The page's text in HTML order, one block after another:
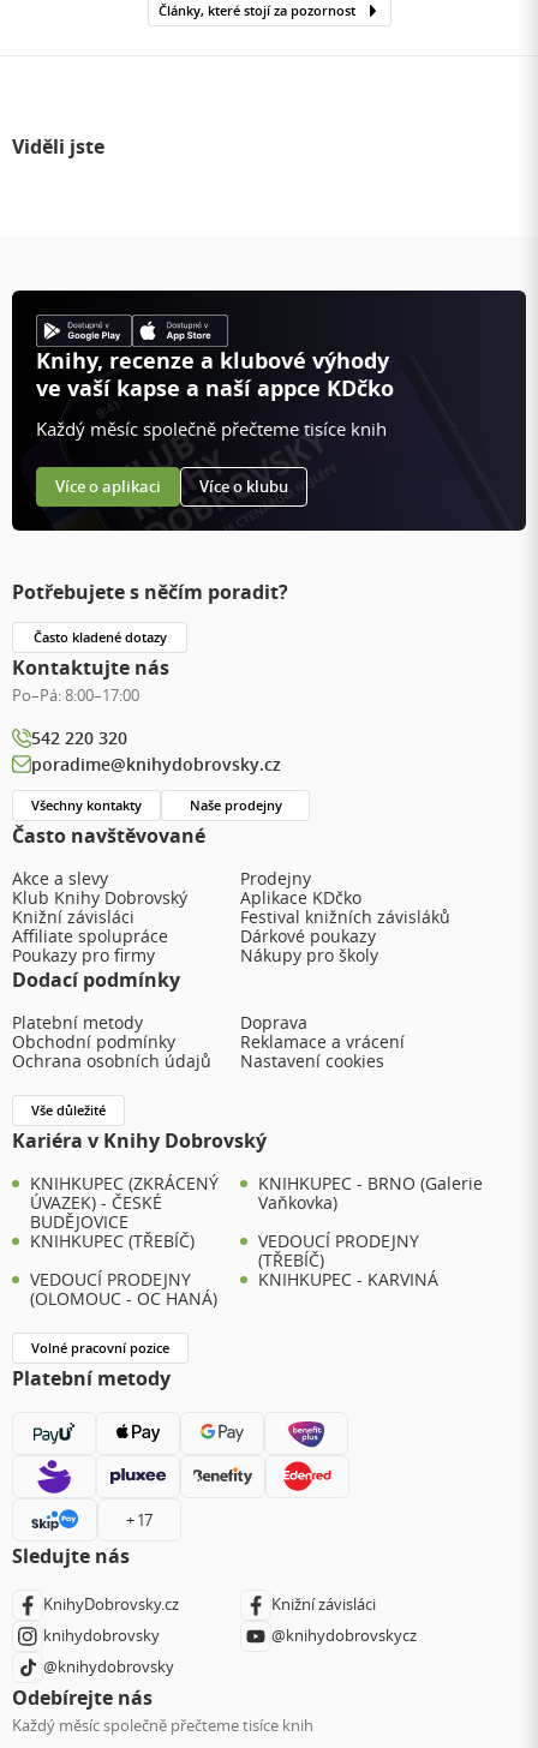
Články, které stojí za pozornost
Viděli jste
Knihy, recenze a klubové výhody
ve vaší kapse a naší appce KDčko
Každý měsíc společně přečteme tisíce knih
Více o aplikaci Více o klubu
Často navštěvované
Akce a slevy
Prodejny
Klub Knihy Dobrovský
Aplikace KDčko
Knižní závisláci
Festival knižních závisláků
Affiliate spolupráce
Dárkové poukazy
Poukazy pro firmy
Nákupy pro školy
Dodací podmínky
Platební metody
Doprava
Obchodní podmínky
Reklamace a vrácení
Ochrana osobních údajů
Nastavení cookies
Vše důležité
Kariéra v Knihy Dobrovský
KNIHKUPEC (ZKRÁCENÝ
ÚVAZEK) - ČESKÉ
BUDĚJOVICE
KNIHKUPEC - BRNO (Galerie
Vaňkovka)
KNIHKUPEC (TŘEBÍČ)
VEDOUCÍ PRODEJNY
(TŘEBÍČ)
VEDOUCÍ PRODEJNY
(OLOMOUC - OC HANÁ)
KNIHKUPEC - KARVINÁ
Volné pracovní pozice
Platební metody
+ 17
Sledujte nás
KnihyDobrovsky.cz
Knižní závisláci
knihydobrovsky
@knihydobrovskycz
@knihydobrovsky
Odebírejte nás
Každý měsíc společně přečteme tisíce knih
Potřebujete s něčím poradit?
Často kladené dotazy
Kontaktujte nás
Po–Pá:8:00–17:00
542 220 320
poradime@knihydobrovsky.cz
Všechny kontakty Naše prodejny